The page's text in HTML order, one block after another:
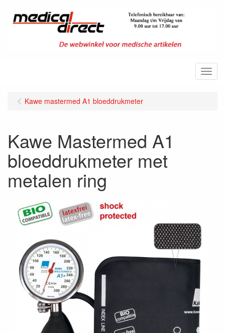
Menu
Kawe mastermed A1 bloeddrukmeter
Kawe Mastermed A1
bloeddrukmeter met
metalen ring